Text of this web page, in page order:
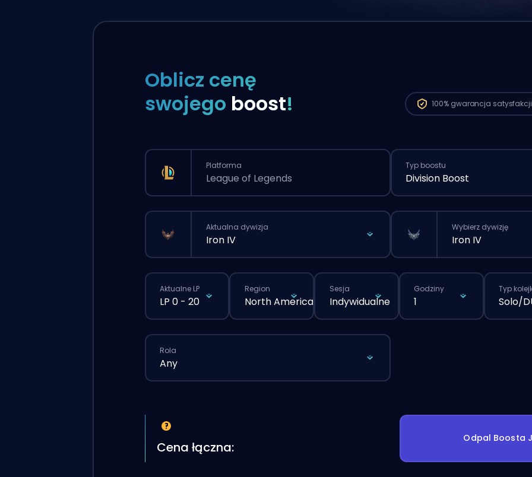
Oblicz cenę
swojego boost! 100% gwarancja satysfakcji
Platforma
League of Legends
Typ boostu
Division Boost
Aktualna dywizja
Iron IV
Wybierz dywizję
Iron IV
Aktualne LP
LP 0 - 20
Region
North America
Sesja
Indywidualne
Godziny
1
Typ
Solo/
Rola
Any
Cena łączna:
Odpal Boosta